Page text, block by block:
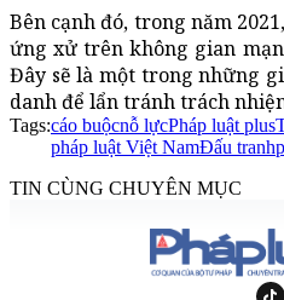
Bên cạnh đó, trong năm
ứng xử trên không gian
Đây sẽ là một trong những
danh để lẩn tránh trách
Tags:cáo buộcnỗ lựcPháp luật plus
pháp luật Việt NamĐấu tranh
TIN CÙNG CHUYÊN MỤC